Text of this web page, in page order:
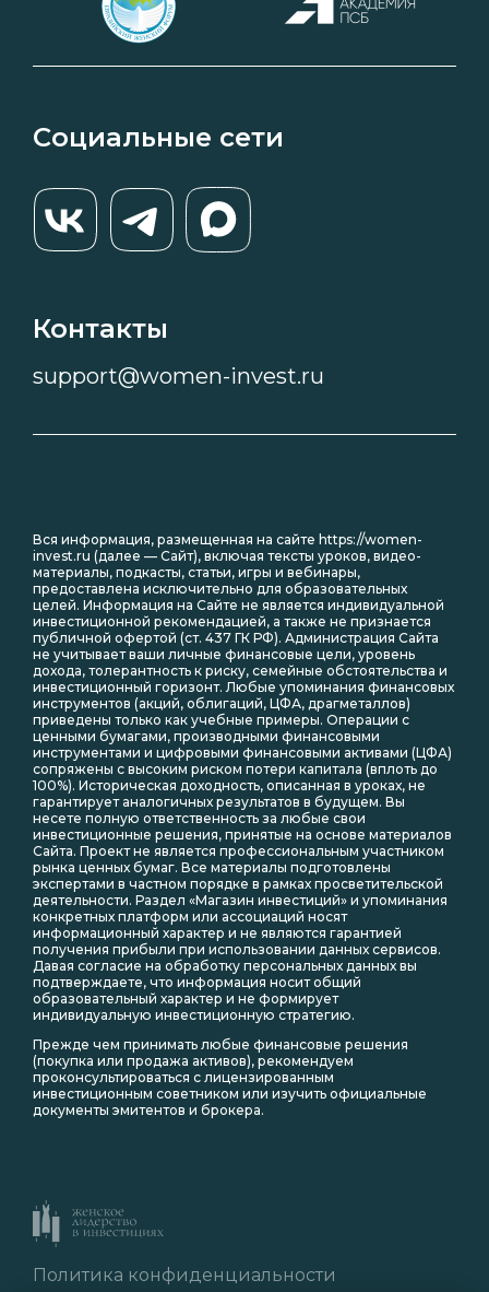
Социальные сети
Контакты
support@women-invest.ru
Вся информация, размещенная на сайте https://women-
invest.ru (далее — Сайт), включая тексты уроков, видео-
материалы, подкасты, статьи, игры и вебинары,
предоставлена исключительно для образовательных
целей. Информация на Сайте не является индивидуальной
инвестиционной рекомендацией, а также не признается
публичной офертой (ст. 437 ГК РФ). Администрация Сайта
не учитывает ваши личные финансовые цели, уровень
дохода, толерантность к риску, семейные обстоятельства и
инвестиционный горизонт. Любые упоминания финансовых
инструментов (акций, облигаций, ЦФА, драгметаллов)
приведены только как учебные примеры. Операции с
ценными бумагами, производными финансовыми
инструментами и цифровыми финансовыми активами (ЦФА)
сопряжены с высоким риском потери капитала (вплоть до
100%). Историческая доходность, описанная в уроках, не
гарантирует аналогичных результатов в будущем. Вы
несете полную ответственность за любые свои
инвестиционные решения, принятые на основе материалов
Сайта. Проект не является профессиональным участником
рынка ценных бумаг. Все материалы подготовлены
экспертами в частном порядке в рамках просветительской
деятельности. Раздел «Магазин инвестиций» и упоминания
конкретных платформ или ассоциаций носят
информационный характер и не являются гарантией
получения прибыли при использовании данных сервисов.
Давая согласие на обработку персональных данных вы
подтверждаете, что информация носит общий
образовательный характер и не формирует
индивидуальную инвестиционную стратегию.
Прежде чем принимать любые финансовые решения
(покупка или продажа активов), рекомендуем
проконсультироваться с лицензированным
инвестиционным советником или изучить официальные
документы эмитентов и брокера.
Политика конфиденциальности